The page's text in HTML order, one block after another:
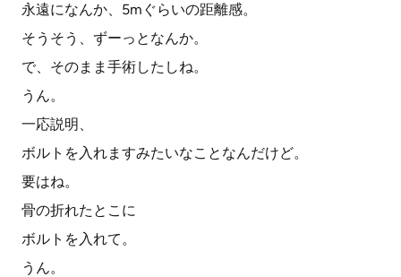
永遠になんか、5mぐらいの距離感。
そうそう、ずーっとなんか。
で、そのまま手術したしね。
うん。
一応説明、
ボルトを入れますみたいなことなんだけど。
要はね。
骨の折れたとこに
ボルトを入れて。
うん。